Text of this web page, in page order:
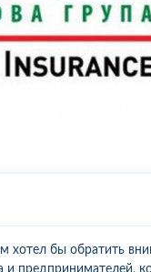
хотел бы обратить